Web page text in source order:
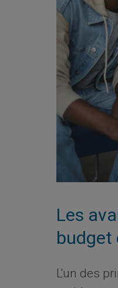
Les
L'un des